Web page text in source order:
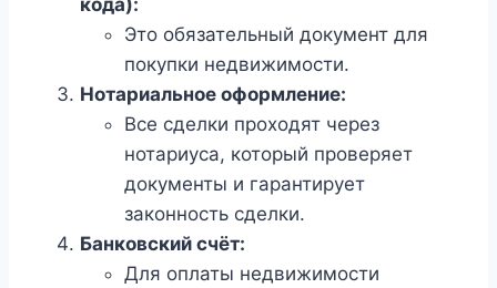
кода):
Это обязательный документ для
покупки недвижимости.
Нотариальное оформление:
Все сделки проходят через
нотариуса, который проверяет
документы и гарантирует
законность сделки.
Банковский счёт:
Для оплаты недвижимости